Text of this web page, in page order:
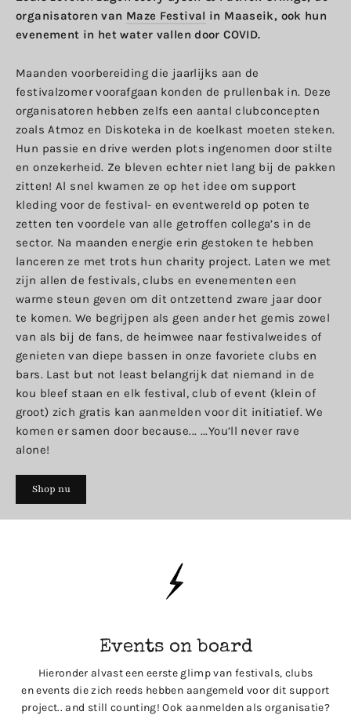
organisatoren van Maze Festival in Maaseik, ook hun
evenement in het water vallen door COVID.
Maanden voorbereiding die jaarlijks aan de
festivalzomer voorafgaan konden de prullenbak in. Deze
organisatoren hebben zelfs een aantal clubconcepten
zoals Atmoz en Diskoteka in de koelkast moeten steken.
Hun passie en drive werden plots ingenomen door stilte
en onzekerheid. Ze bleven echter niet lang bij de pakken
zitten! Al snel kwamen ze op het idee om support
kleding voor de festival- en eventwereld op poten te
zetten ten voordele van alle getroffen collega’s in de
sector. Na maanden energie erin gestoken te hebben
lanceren ze met trots hun charity project. Laten we met
zijn allen de festivals, clubs en evenementen een
warme steun geven om dit ontzettend zware jaar door
te komen. We begrijpen als geen ander het gemis zowel
van als bij de fans, de heimwee naar festivalweides of
genieten van diepe bassen in onze favoriete clubs en
bars. Last but not least belangrijk dat niemand in de
kou bleef staan en elk festival, club of event (klein of
groot) zich gratis kan aanmelden voor dit initiatief. We
komen er samen door because... ...You’ll never rave
alone!
Shop nu
Events on board
Hieronder alvast een eerste glimp van festivals, clubs
en events die zich reeds hebben aangemeld voor dit support
project.. and still counting! Ook aanmelden als organisatie?